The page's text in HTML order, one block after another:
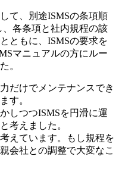
て、別途ISMSの条項順
各条項と社内規程の該
ともに、ISMSの要求を
マニュアルの方にルー
。
だけでメンテナンスでき
す。
しつつISMSを円滑に運
考えました。
えています。もし規程を
会社との調整で大変なこ